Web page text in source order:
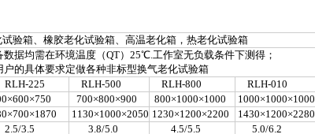
胶老化试验箱、高温老化箱，热老化试验箱
在环境温度（QT）25℃.工作室无负载条件下测得；
体要求定做各种非标型换气老化试验箱
225 RLH-500 RLH-800
RLH-010
700×800×900 800×1000×1000
1000×1000×1000
1130×1000×2050 1230×1200×2200
1430×1200×2280
3.5 3.8/5.0 4.5/5.5
5.0/6.2